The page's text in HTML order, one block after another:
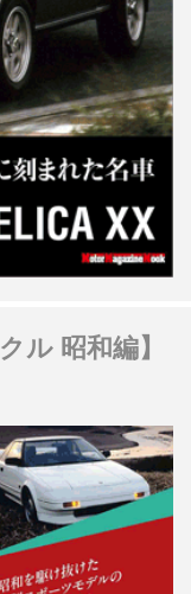
ル 昭和編】